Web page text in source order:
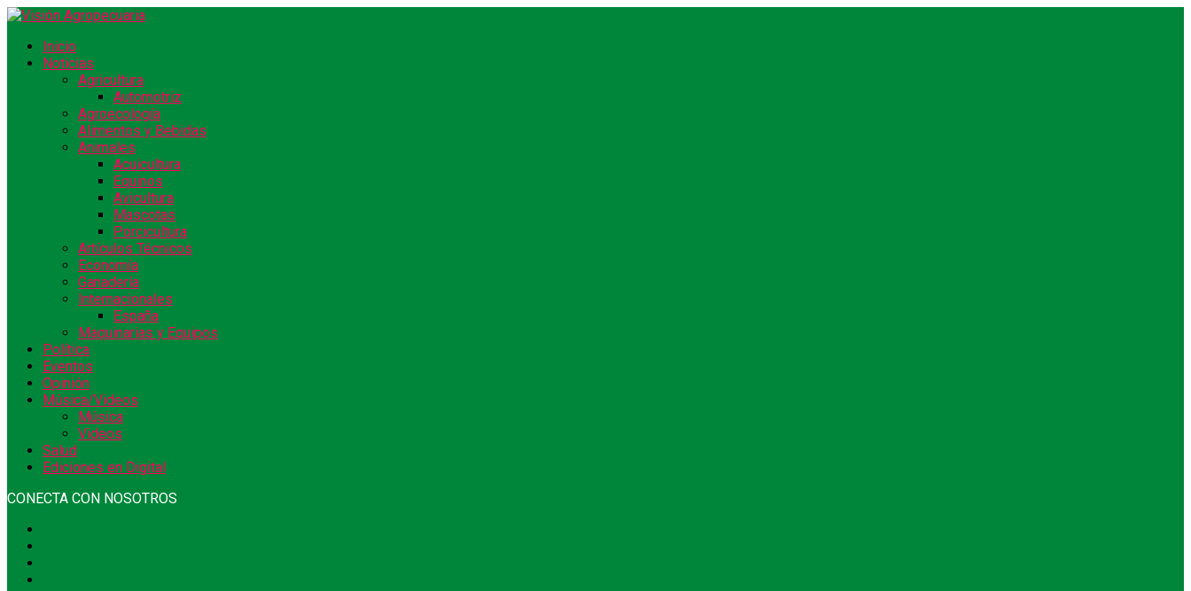
Inicio
Noticias
Agricultura
Automotriz
Agroecología
Alimentos y Bebidas
Animales
Acuicultura
Equinos
Avicultura
Mascotas
Porcicultura
Artículos Técnicos
Economía
Ganadería
Internacionales
España
Maquinarias y Equipos
Política
Eventos
Opinión
Música/Videos
Música
Videos
Salud
Ediciones en Digital
CONECTA CON NOSOTROS